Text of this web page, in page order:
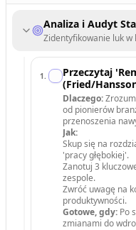
Analiza i Audyt
Zidentyfikowanie luk w
1 .
Przeczytaj
(Fried/
Dlaczego:
od pionierów
przenoszenia
Jak:
Skup się na
'pracy głębokiej'.
Zanotuj 3
zespole.
Zwróć uwagę na
produktywności.
Gotowe, gdy: Po
zmianami do